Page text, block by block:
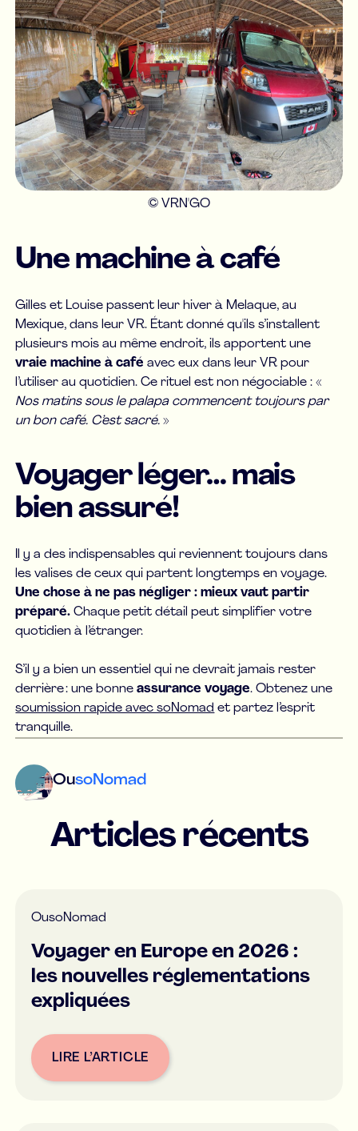
© VRN'GO
Une machine à café
Gilles et Louise passent leur hiver à Melaque, au
Mexique, dans leur VR. Étant donné qu'ils s’installent
plusieurs mois au même endroit, ils apportent une
vraie machine à caféavec eux dans leur VR pour
l’utiliser au quotidien. Ce rituel est non négociable : «
Nos matins sous le palapa commencent toujours par
un bon café. C’est sacré. »
Voyager léger… mais
bien assuré!
Il y a des indispensables qui reviennent toujours dans
les valises de ceux qui partent longtemps en voyage.
Une chose à ne pas négliger : mieux vaut partir
préparé.Chaque petit détail peut simplifier votre
quotidien à l’étranger.
S’il y a bien un essentiel qui ne devrait jamais rester
derrière : une bonne assurance voyage. Obtenez une
soumission rapide avec soNomad et partez l’esprit
tranquille.
OusoNomad
Articles récents
OusoNomad
Voyager en Europe en 2026 :
les nouvelles réglementations
expliquées
Button Text
LIRE L’ARTICLE